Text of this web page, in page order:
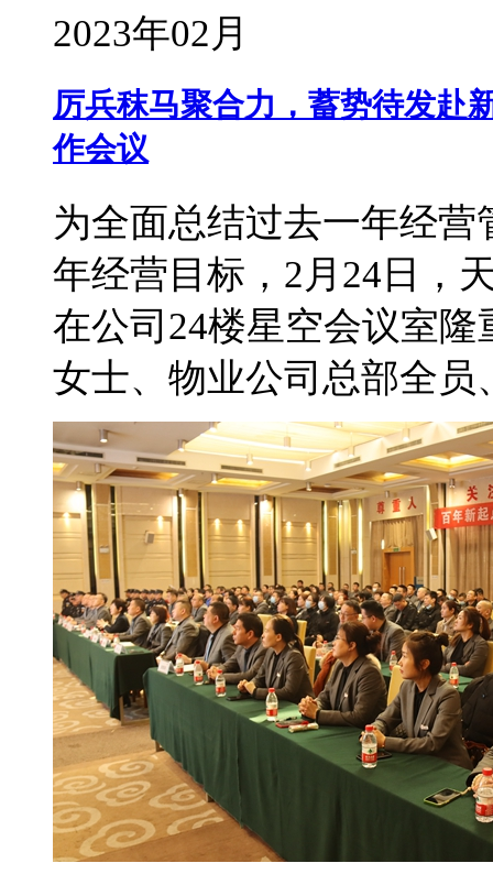
2023年02月
厉兵秣马聚合力，蓄势待发
作会议
为全面总结过去一年经
年经营目标，2月24日，
在公司24楼星空会议室
女士、物业公司总部全员